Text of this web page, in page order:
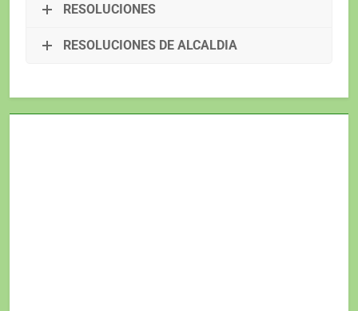
RESOLUCIONES
RESOLUCIONES DE ALCALDIA